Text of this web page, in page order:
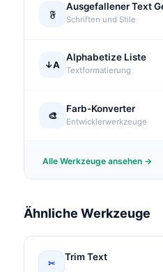
𝔉
Ausgefallener Text
Schriften und Stile
↓A
Alphabetize Liste
Textformatierung
🎨
Farb-Konverter
Entwicklerwerkzeuge
Alle Werkzeuge ansehen →
Ähnliche Werkzeuge
✂
Trim Text